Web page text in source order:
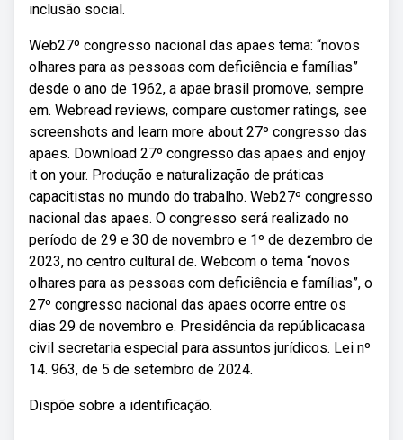
inclusão social.
Web27º congresso nacional das apaes tema: “novos
olhares para as pessoas com deficiência e famílias”
desde o ano de 1962, a apae brasil promove, sempre
em. Webread reviews, compare customer ratings, see
screenshots and learn more about 27º congresso das
apaes. Download 27º congresso das apaes and enjoy
it on your. Produção e naturalização de práticas
capacitistas no mundo do trabalho. Web27º congresso
nacional das apaes. O congresso será realizado no
período de 29 e 30 de novembro e 1º de dezembro de
2023, no centro cultural de. Webcom o tema “novos
olhares para as pessoas com deficiência e famílias”, o
27º congresso nacional das apaes ocorre entre os
dias 29 de novembro e. Presidência da repúblicacasa
civil secretaria especial para assuntos jurídicos. Lei nº
14. 963, de 5 de setembro de 2024.
Dispõe sobre a identificação.